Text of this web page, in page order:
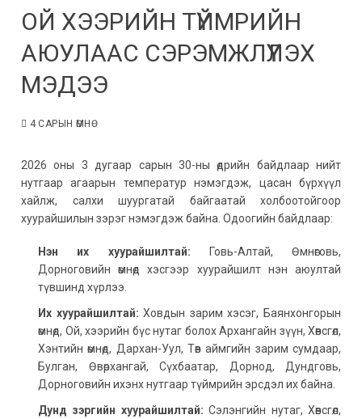
ОЙ ХЭЭРИЙН ТҮЙМРИЙН
АЮУЛААС СЭРЭМЖЛҮҮЛЭХ
МЭДЭЭ
4 САРЫН ӨМНӨ
2026 оны 3 дугаар сарын 30-ны өдрийн байдлаар нийт
нутгаар агаарын температур нэмэгдэж, цасан бүрхүүл
хайлж, салхи шуургатай байгаатай холбоотойгоор
хуурайшилын зэрэг нэмэгдэж байна. Одоогийн байдлаар:
Нэн их хуурайшилтай: Говь-Алтай, Өмнөговь,
Дорноговийн өмнөд хэсгээр хуурайшилт нэн аюултай
түвшинд хүрлээ.
Их хуурайшилтай: Ховдын зарим хэсэг, Баянхонгорын
өмнөд, Ой, хээрийн бүс нутаг болох Архангайн зүүн, Хөвсгөл,
Хэнтийн өмнөд, Дархан-Уул, Төв аймгийн зарим сумдаар,
Булган, Өвөрхангай, Сүхбаатар, Дорнод, Дундговь,
Дорноговийн ихэнх нутгаар түймрийн эрсдэл их байна.
Дунд зэргийн хуурайшилтай: Сэлэнгийн нутаг, Хөвсгөл,